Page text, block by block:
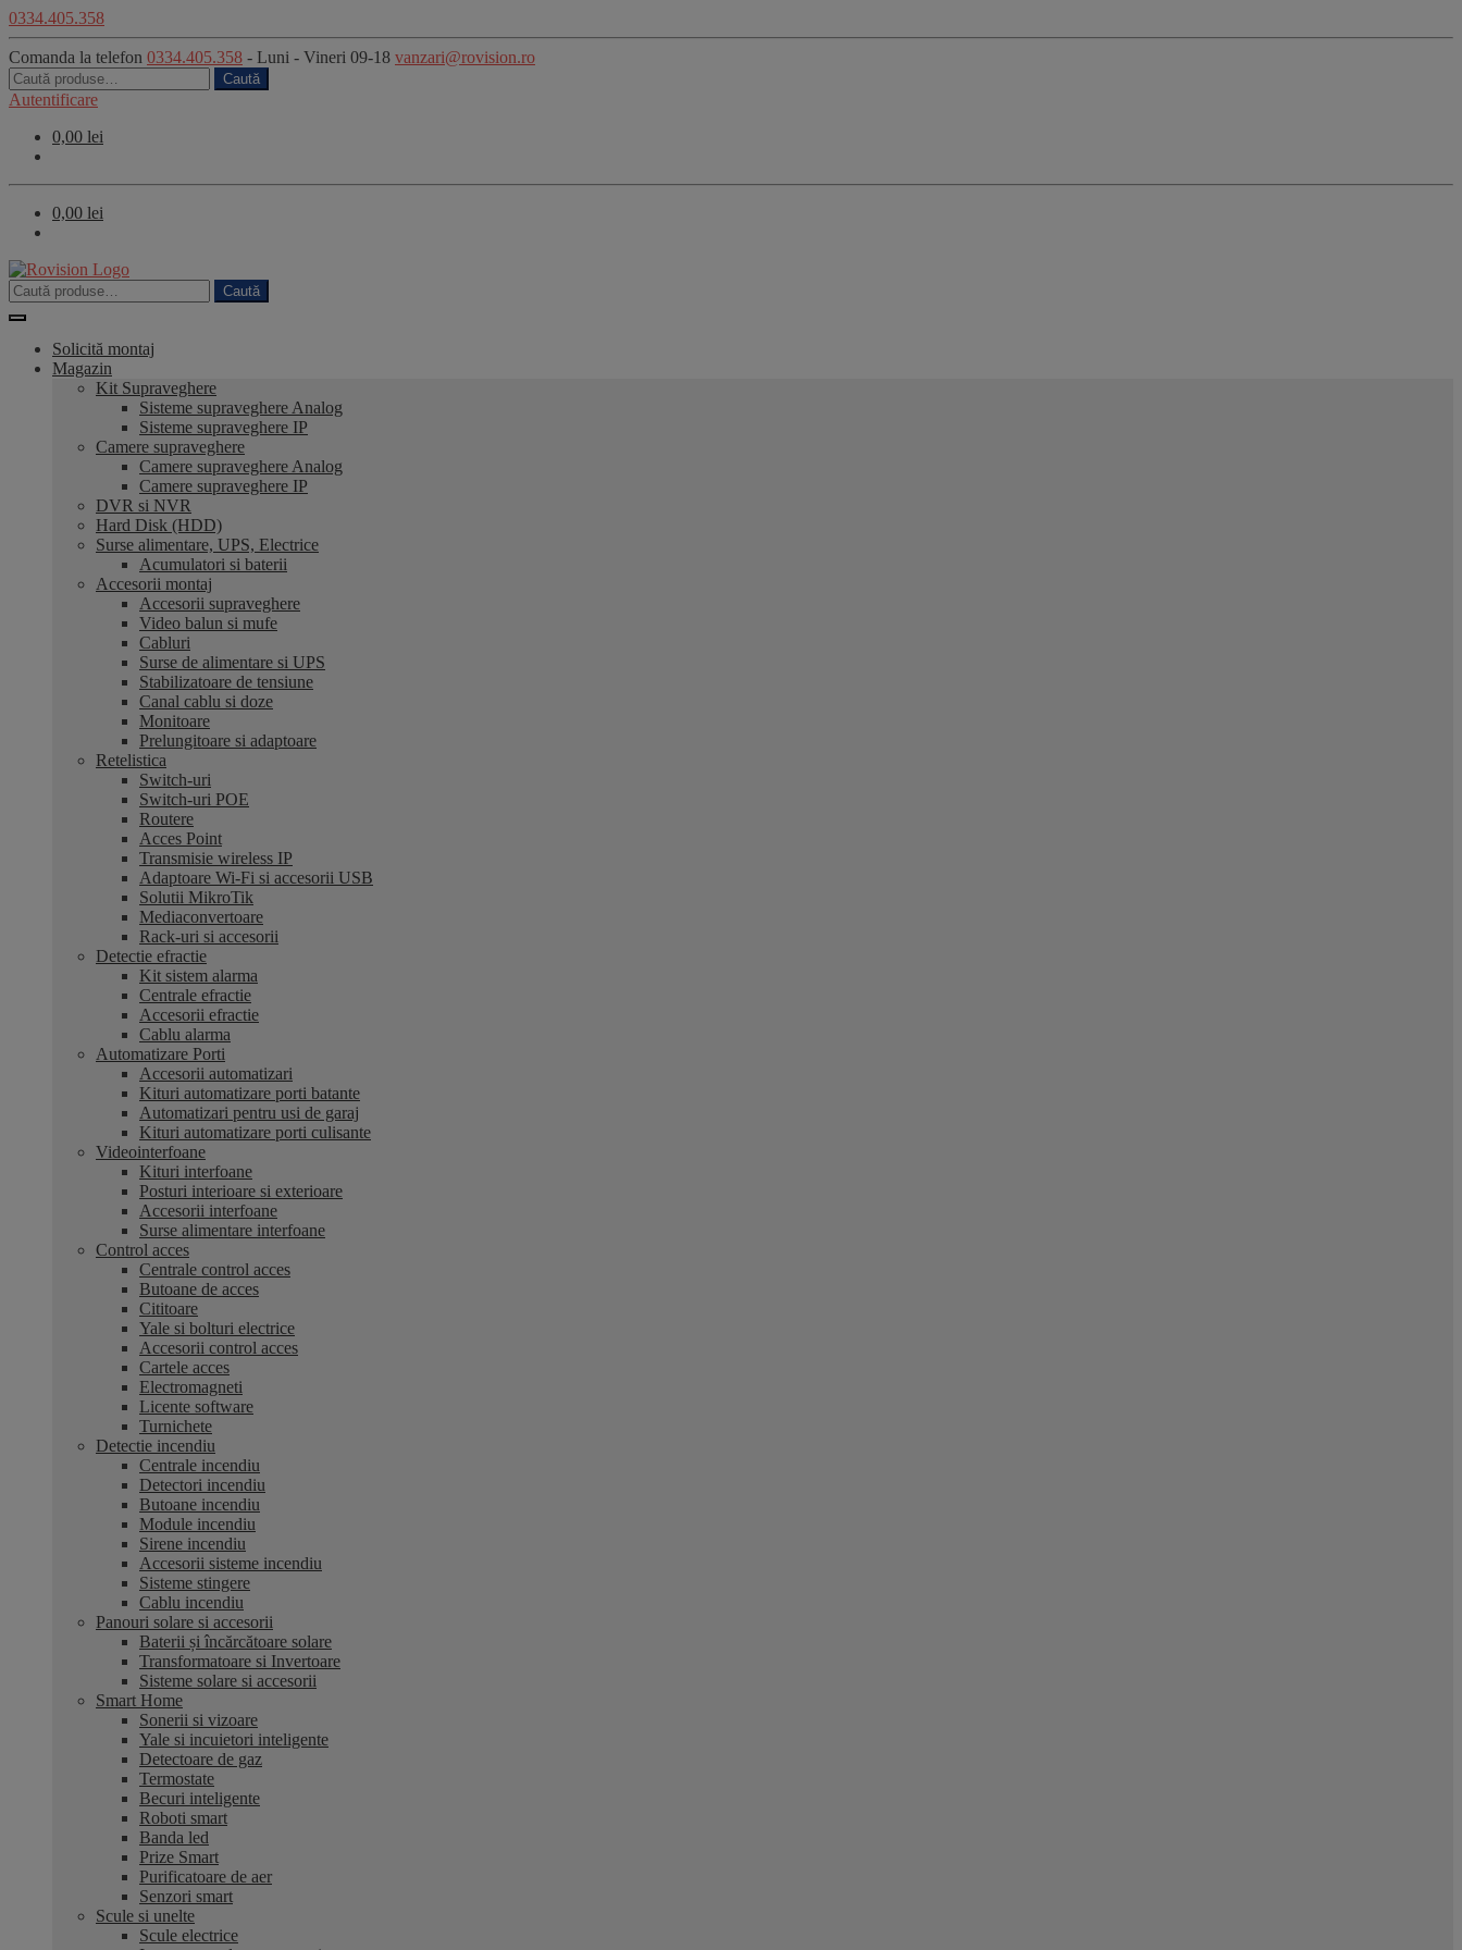
0334.405.358
Sari
la
navigare
Sari
la
conținut
Comanda la telefon 0334.405.358 - Luni - Vineri 09-18 vanzari@rovision.ro
Caută
după:
Caută
Autentificare
0,00 lei
0,00 lei
Caută
după:
Caută
Solicită montaj
Magazin
Kit Supraveghere
Sisteme supraveghere Analog
Sisteme supraveghere IP
Camere supraveghere
Camere supraveghere Analog
Camere supraveghere IP
DVR si NVR
Hard Disk (HDD)
Surse alimentare, UPS, Electrice
Acumulatori si baterii
Accesorii montaj
Accesorii supraveghere
Video balun si mufe
Cabluri
Surse de alimentare si UPS
Stabilizatoare de tensiune
Canal cablu si doze
Monitoare
Prelungitoare si adaptoare
Retelistica
Switch-uri
Switch-uri POE
Routere
Acces Point
Transmisie wireless IP
Adaptoare Wi-Fi si accesorii USB
Solutii MikroTik
Mediaconvertoare
Rack-uri si accesorii
Detectie efractie
Kit sistem alarma
Centrale efractie
Accesorii efractie
Cablu alarma
Automatizare Porti
Accesorii automatizari
Kituri automatizare porti batante
Automatizari pentru usi de garaj
Kituri automatizare porti culisante
Videointerfoane
Kituri interfoane
Posturi interioare si exterioare
Accesorii interfoane
Surse alimentare interfoane
Control acces
Centrale control acces
Butoane de acces
Cititoare
Yale si bolturi electrice
Accesorii control acces
Cartele acces
Electromagneti
Licente software
Turnichete
Detectie incendiu
Centrale incendiu
Detectori incendiu
Butoane incendiu
Module incendiu
Sirene incendiu
Accesorii sisteme incendiu
Sisteme stingere
Cablu incendiu
Panouri solare si accesorii
Baterii și încărcătoare solare
Transformatoare si Invertoare
Sisteme solare si accesorii
Smart Home
Sonerii si vizoare
Yale si incuietori inteligente
Detectoare de gaz
Termostate
Becuri inteligente
Roboti smart
Banda led
Prize Smart
Purificatoare de aer
Senzori smart
Scule si unelte
Scule electrice